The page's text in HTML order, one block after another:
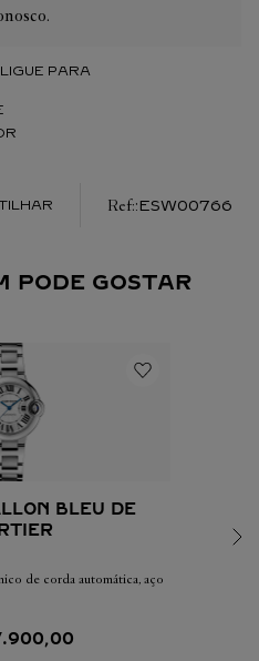
PARA
:ESW00766
PODE GOSTAR
BLEU DE
de corda automática, aço
.900,00